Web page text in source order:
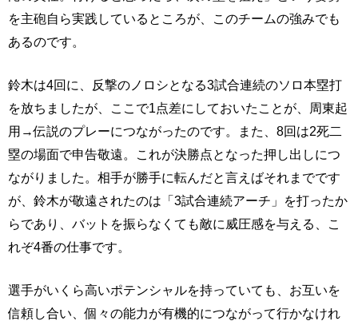
を主砲自ら実践しているところが、このチームの強みでも
あるのです。
鈴木は4回に、反撃のノロシとなる3試合連続のソロ本塁打
を放ちましたが、ここで1点差にしておいたことが、周東起
用→伝説のプレーにつながったのです。また、8回は2死二
塁の場面で申告敬遠。これが決勝点となった押し出しにつ
ながりました。相手が勝手に転んだと言えばそれまでです
が、鈴木が敬遠されたのは「3試合連続アーチ」を打ったか
らであり、バットを振らなくても敵に威圧感を与える、こ
れぞ4番の仕事です。
選手がいくら高いポテンシャルを持っていても、お互いを
信頼し合い、個々の能力が有機的につながって行かなけれ